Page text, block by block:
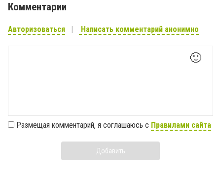
Комментарии
Авторизоваться Написать комментарий анонимно
🙂
Размещая комментарий, я соглашаюсь с Правилами сайта
Добавить